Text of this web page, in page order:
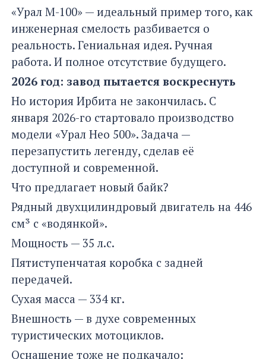
«Урал М-100» — идеальный пример того, как
инженерная смелость разбивается о
реальность. Гениальная идея. Ручная
работа. И полное отсутствие будущего.
2026 год: завод пытается воскреснуть
Но история Ирбита не закончилась. С
января 2026-го стартовало производство
модели «Урал Нео 500». Задача —
перезапустить легенду, сделав её
доступной и современной.
Что предлагает новый байк?
Рядный двухцилиндровый двигатель на 446
см³ с «водянкой».
Мощность — 35 л.с.
Пятиступенчатая коробка с задней
передачей.
Сухая масса — 334 кг.
Внешность — в духе современных
туристических мотоциклов.
Оснащение тоже не подкачало: